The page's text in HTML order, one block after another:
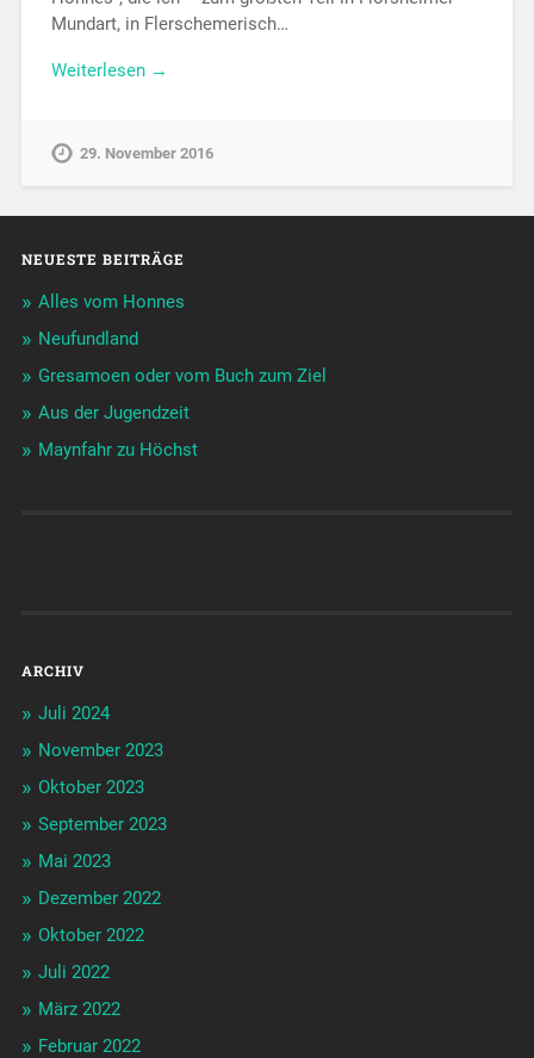
Mundart, in Flerschemerisch…
Weiterlesen →
29. November 2016
NEUESTE BEITRÄGE
Alles vom Honnes
Neufundland
Gresamoen oder vom Buch zum Ziel
Aus der Jugendzeit
Maynfahr zu Höchst
ARCHIV
Juli 2024
November 2023
Oktober 2023
September 2023
Mai 2023
Dezember 2022
Oktober 2022
Juli 2022
März 2022
Februar 2022